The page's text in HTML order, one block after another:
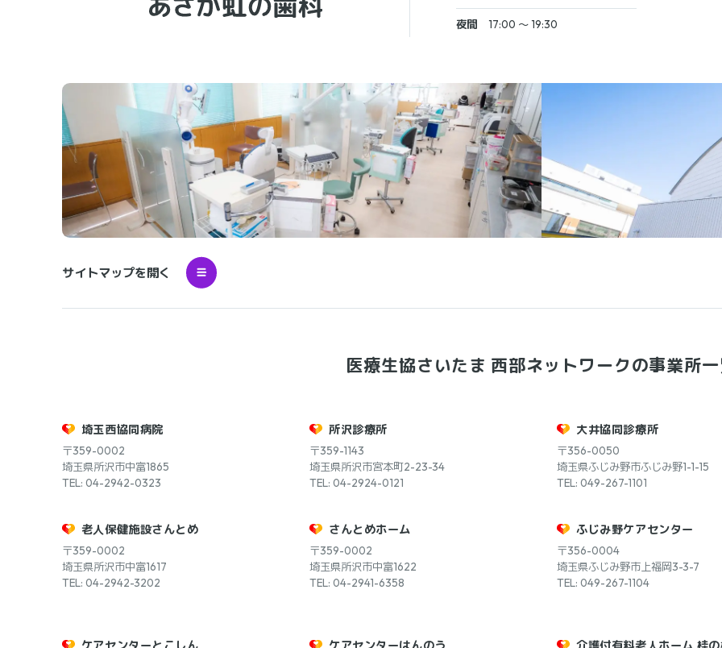
夜間 17:00 〜 19:30
サイトマップを開く
医療生協さいたま 西部ネットワークの事業所
埼玉西協同病院
〒359-0002
埼玉県所沢市中富1865
TEL: 04-2942-0323
所沢診療所
〒359-1143
埼玉県所沢市宮本町2-23-34
TEL: 04-2924-0121
大井協同診療所
〒356-0050
埼玉県ふじみ野市ふじみ野1-1-15
TEL: 049-267-1101
老人保健施設さんとめ
〒359-0002
埼玉県所沢市中富1617
TEL: 04-2942-3202
さんとめホーム
〒359-0002
埼玉県所沢市中富1622
TEL: 04-2941-6358
ふじみ野ケアセンター
〒356-0004
埼玉県ふじみ野市上福岡3-3-7
TEL: 049-267-1104